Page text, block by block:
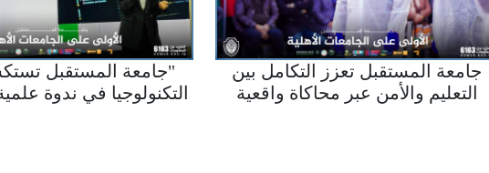
جامعة المستقبل تعزز التكامل بين
التعليم والأمن عبر محاكاة واقعية
"جامعة المستقبل
التكنولوجيا في ندوة